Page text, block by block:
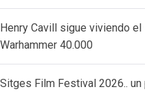
Henry Cavill sigue viviendo
Warhammer 40.000
Sitges Film Festival 2026..